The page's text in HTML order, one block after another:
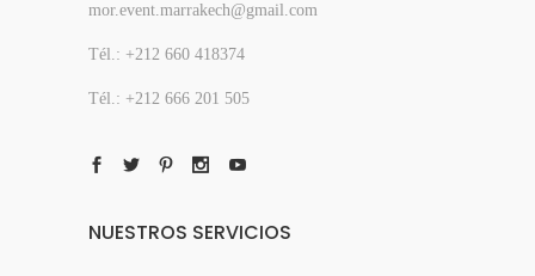
mor.event.marrakech@gmail.com
Tél.: +212 660 418374
Tél.: +212 666 201 505
NUESTROS SERVICIOS